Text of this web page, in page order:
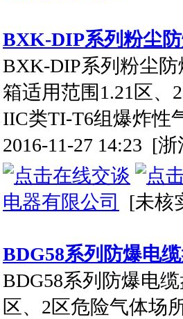
BXK-DIP系列粉尘
BXK-DIP系列粉尘
箱适用范围1.21区
IIC类TI-T6组爆炸性
2016-11-27 14:23 [浙
电器有限公司 [未核
BDG58系列防爆电
BDG58系列防爆电
区、2区危险气体场